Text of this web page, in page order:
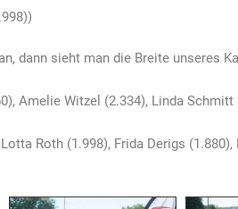
dann sieht man die Breite unseres
Amelie Witzel (2.334), Linda Schmitt
Roth (1.998), Frida Derigs (1.880),